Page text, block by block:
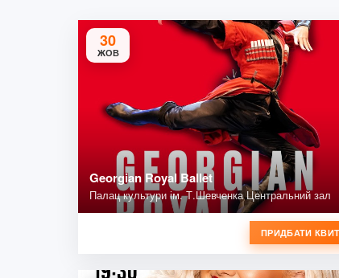
30
ЖОВ
Georgian Royal Ballet
Палац культури ім. Т.Шевченка Центральний зал
ПРИДБАТИ